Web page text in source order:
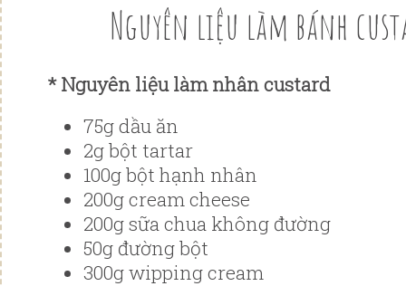
Nguyên liệu làm bánh
* Nguyên liệu làm nhân custard
75g dầu ăn
2g bột tartar
100g bột hạnh nhân
200g cream cheese
200g sữa chua không đường
50g đường bột
300g wipping cream